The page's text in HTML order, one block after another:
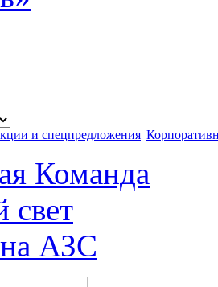
и спецпредложения
Команда
свет
АЗС